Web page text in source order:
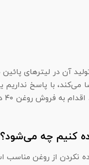
کنیم چه می‌شود؟